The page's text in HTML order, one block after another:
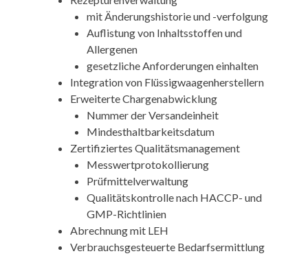
mit Änderungshistorie und -verfolgung
Auflistung von Inhaltsstoffen und
Allergenen
gesetzliche Anforderungen einhalten
Integration von Flüssigwaagenherstellern
Erweiterte Chargenabwicklung
Nummer der Versandeinheit
Mindesthaltbarkeitsdatum
Zertifiziertes Qualitätsmanagement
Messwertprotokollierung
Prüfmittelverwaltung
Qualitätskontrolle nach HACCP- und
GMP-Richtlinien
Abrechnung mit LEH
Verbrauchsgesteuerte Bedarfsermittlung